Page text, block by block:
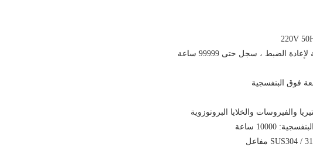
الضبط ، سجل حتى 99999 ساعة
فوق البنفسجية
10000 ساعة